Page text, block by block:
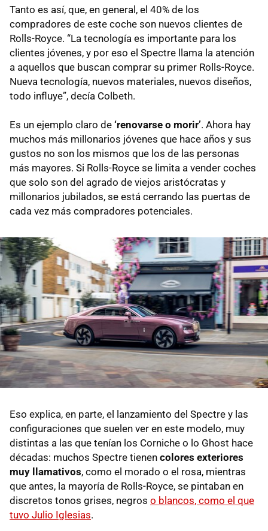
Tanto es así, que, en general, el 40% de los
compradores de este coche son nuevos clientes de
Rolls-Royce. “La tecnología es importante para los
clientes jóvenes, y por eso el Spectre llama la atención
a aquellos que buscan comprar su primer Rolls-Royce.
Nueva tecnología, nuevos materiales, nuevos diseños,
todo influye”, decía Colbeth.
Es un ejemplo claro de ‘renovarse o morir’. Ahora hay
muchos más millonarios jóvenes que hace años y sus
gustos no son los mismos que los de las personas
más mayores. Si Rolls-Royce se limita a vender coches
que solo son del agrado de viejos aristócratas y
millonarios jubilados, se está cerrando las puertas de
cada vez más compradores potenciales.
Eso explica, en parte, el lanzamiento del Spectre y las
configuraciones que suelen ver en este modelo, muy
distintas a las que tenían los Corniche o lo Ghost hace
décadas: muchos Spectre tienen colores exteriores
muy llamativos, como el morado o el rosa, mientras
que antes, la mayoría de Rolls-Royce, se pintaban en
discretos tonos grises, negros o blancos, como el que
tuvo Julio Iglesias.